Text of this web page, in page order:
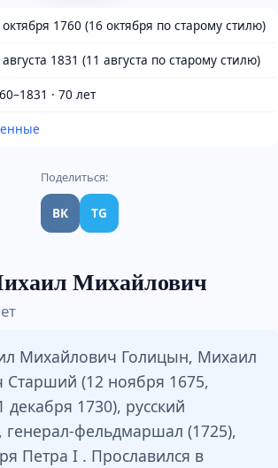
октября 1760 (16 октября по старому стилю)
1831 (11 августа по старому стилю)
· 70 лет
Поделиться:
ВК TG
Михайлович
Михайлович Голицын, Михаил
(12 ноября 1675,
1730), русский
генерал-фельдмаршал (1725),
Петра I . Прославился в